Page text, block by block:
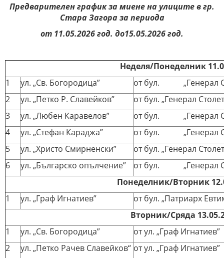
Предварителен график за миене на улиците в гр.
Стара Загора за периода
от 11.05.2026год. до15.05.2026год.
Неделя/Понеделник 11.
1
ул. „Св. Богородица”
от бул. „Генерал
2
ул. „Петко Р. Славейков”
от бул. „Генерал
3
ул. „Любен Каравелов”
от бул. „Генерал
4
ул. „Стефан Караджа”
от бул. „Генерал
5
ул. „Христо Смирненски”
от бул. „Генерал
6
ул. „Българско опълчение”
от бул. „Генерал
Понеделник/Вторник
1
ул. „Граф Игнатиев”
от бул. „Патриарх
Вторник/Сряда
1
ул. „Св. Богородица”
от ул. „Граф Игнатиев”
2
ул. „Петко Рачев Славейков“ от ул. „Граф Игнатиев”